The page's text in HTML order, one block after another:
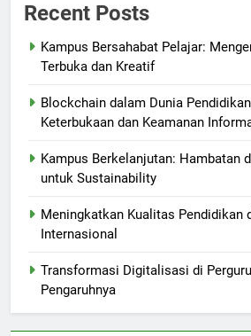
Recent Posts
Kampus Bersahabat Pelajar:
Terbuka dan Kreatif
Blockchain dalam Dunia
Keterbukaan dan Keamanan
Kampus Berkelanjutan: Hambatan
untuk Sustainability
Meningkatkan Kualitas Pendidikan
Internasional
Transformasi Digitalisasi di
Pengaruhnya